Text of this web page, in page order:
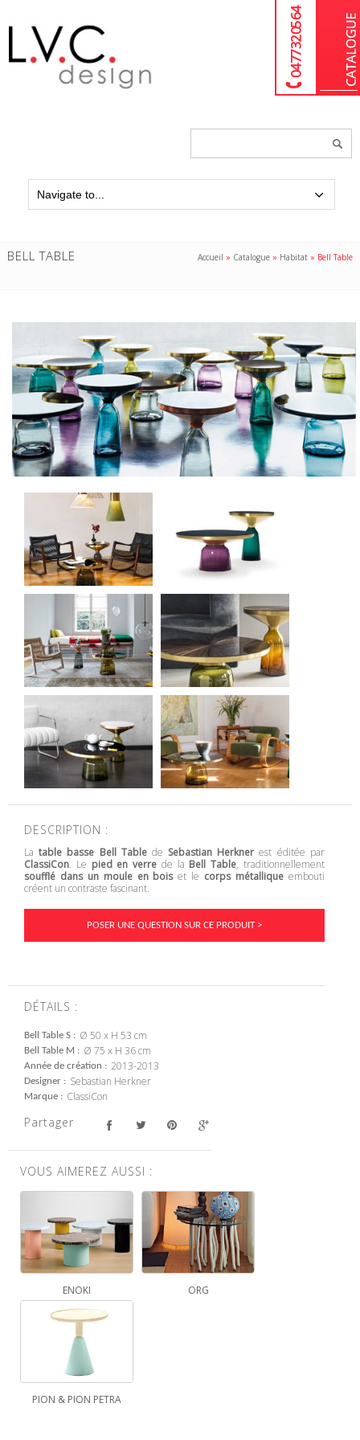
04 77 32 05 64
BELL TABLE Accueil » Catalogue » Habitat » Bell Table
DESCRIPTION :
Latable basse Bell Tablede Sebastian Herkner est éditée par
ClassiCon. Le pied en verre de la Bell Table, traditionnellement
soufflé dans un moule en boiset le corps métalliqueembouti
créent un contraste fascinant.
POSER UNE QUESTION SUR CE PRODUIT >
DÉTAILS :
Bell Table S Ø 50 x H 53 cm
Bell Table M Ø 75 x H 36 cm
Année de création 2013-2013
Designer Sebastian Herkner
Marque ClassiCon
Partager
VOUS AIMEREZ AUSSI :
ENOKI ORG
PION & PION PETRA